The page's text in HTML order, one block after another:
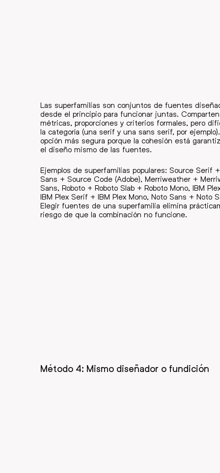
Las superfamilias son conjuntos de fuentes
desde el principio para funcionar juntas. Comparten
métricas, proporciones y criterios formales, pero
la categoría (una serif y una sans serif, por
opción más segura porque la cohesión está
el diseño mismo de las fuentes.
Ejemplos de superfamilias populares: Source Serif
Sans + Source Code (Adobe), Merriweather +
Sans, Roboto + Roboto Slab + Roboto Mono, IBM
IBM Plex Serif + IBM Plex Mono, Noto Sans + Noto
Elegir fuentes de una superfamilia elimina
riesgo de que la combinación no funcione.
Método 4: Mismo diseñador o fundición